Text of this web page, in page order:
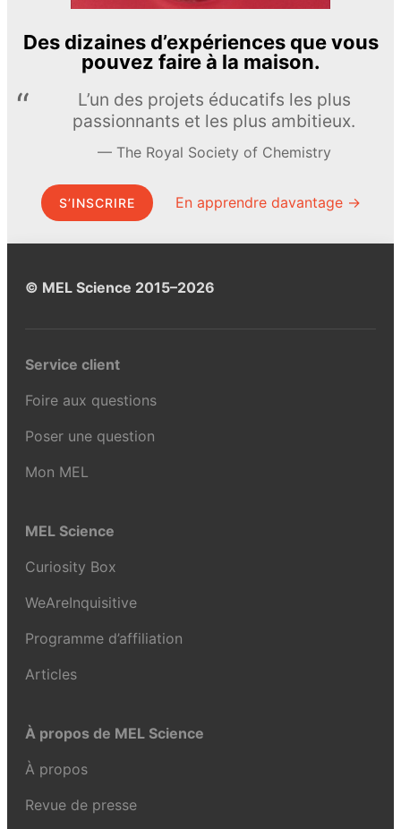
Des dizaines d’expériences que vous
pouvez faire à la maison.
L’un des projets éducatifs les plus
passionnants et les plus ambitieux.
The Royal Society of Chemistry
S’INSCRIRE En apprendre davantage →
© MEL Science 2015–2026
Service client
Foire aux questions
Poser une question
Mon MEL
MEL Science
Curiosity Box
WeAreInquisitive
Programme d’affiliation
Articles
À propos de MEL Science
À propos
Revue de presse